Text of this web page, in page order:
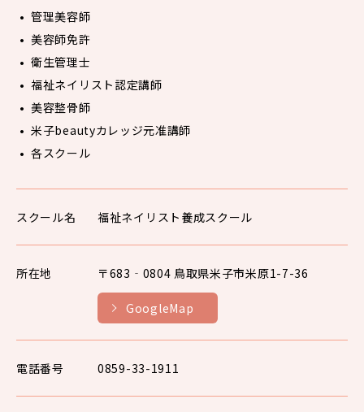
管理美容師
美容師免許
衛生管理士
福祉ネイリスト認定講師
美容整骨師
米子beautyカレッジ元准講師
各スクール
スクール名 福祉ネイリスト養成スクール
所在地 〒683‐0804 鳥取県米子市米原1-7-36
GoogleMap
電話番号 0859-33-1911